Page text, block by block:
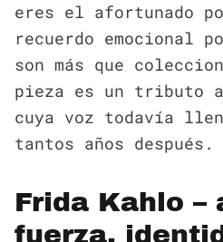
eres el afortunado
recuerdo emocional
son más que
pieza es un tributo a
cuya voz todavía
tantos años después.
Frida Kahlo –
fuerza,